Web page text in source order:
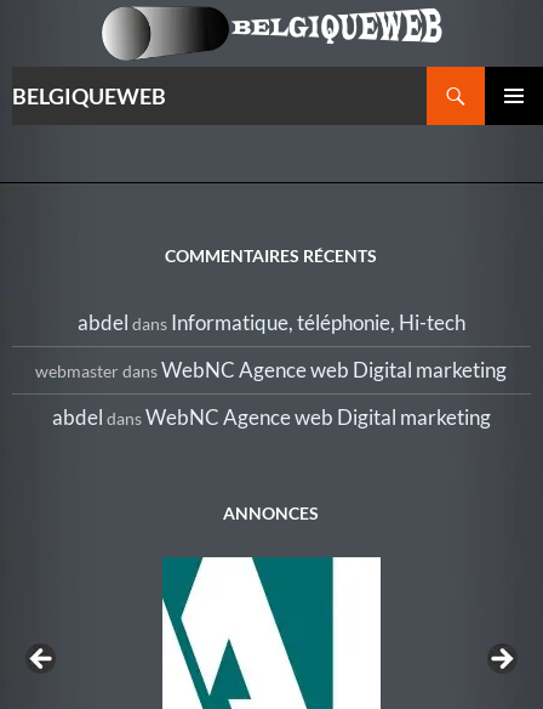
BELGIQUEWEB
CONTENU
COMMENTAIRES RÉCENTS
abdel dans Informatique, téléphonie, Hi-tech
webmasterdansWebNC Agence web Digital marketing
abdel dansWebNC Agence web Digital marketing
ANNONCES